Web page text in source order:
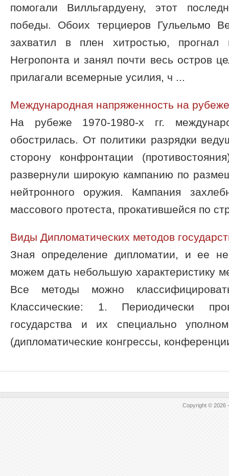
помогали Вилльгардуену, этот
победы. Обоих терциеров Гульельмо
захватил в плен хитростью, прогнал
Негропонта и занял почти весь остров
прилагали всемерные усилия, ч ...
Международная напряженность на рубеже
На рубеже 1970-1980-х гг.
обострилась. От политики разрядки
сторону конфронтации
развернули широкую кампанию по
нейтронного оружия. Кампания
массового протеста, прокатившейся по
Виды Дипломатических методов
Зная определение дипломатии, и ее
можем дать небольшую характеристику
Все методы можно
Классические: 1. Периодически
государства и их специально
(дипломатические конгрессы,
Copyright © 2026